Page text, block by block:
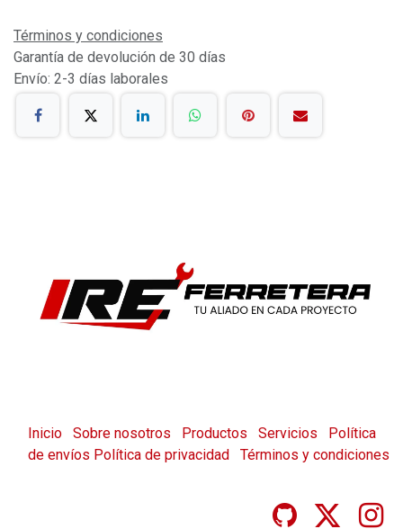
Términos y condiciones
Garantía de devolución de 30 días
Envío: 2-3 días laborales
Inicio Sobre nosotros Productos Servicios
Política
de envíos Política de privacidad Términos y condiciones